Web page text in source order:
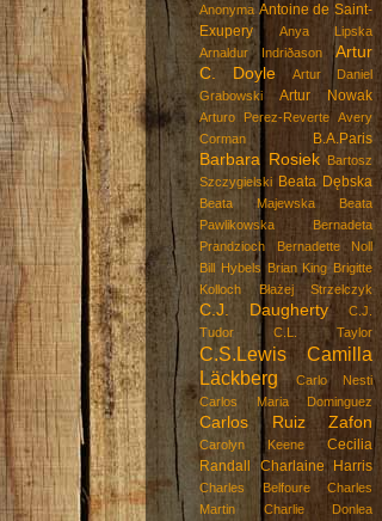
Anonyma Antoine de Saint-
Exupery
Anya Lipska
Arnaldur Indriðason
Artur
C. Doyle
Artur Daniel
Grabowski
Artur Nowak
Arturo Perez-Reverte Avery
Corman
B.A.Paris
Barbara Rosiek
Bartosz
Szczygielski Beata Dębska
Beata Majewska
Beata
Pawlikowska
Bernadeta
Prandzioch
Bernadette Noll
Bill Hybels
Brian King Brigitte
Kolloch
Błażej Strzelczyk
C.J. Daugherty
C.J.
Tudor
C.L. Taylor
C.S.Lewis
Camilla
Läckberg
Carlo Nesti
Carlos Maria Dominguez
Carlos Ruiz Zafon
Carolyn Keene
Cecilia
Randall
Charlaine Harris
Charles Belfoure
Charles
Martin
Charlie Donlea